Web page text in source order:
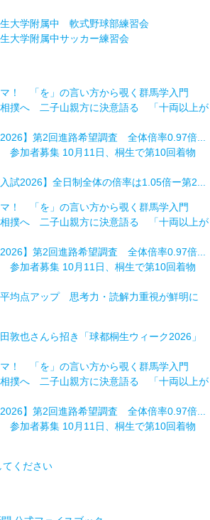
生大学附属中 軟式野球部練習会
生大学附属中サッカー練習会
！ 「を」の言い方から覗く群馬学入門
相撲へ 二子山親方に決意語る 「十両以上が
2026】第2回進路希望調査 全体倍率0.97倍...
参加者募集 10月11日、桐生で第10回着物
試2026】全日制全体の倍率は1.05倍ー第2...
！ 「を」の言い方から覗く群馬学入門
相撲へ 二子山親方に決意語る 「十両以上が
2026】第2回進路希望調査 全体倍率0.97倍...
参加者募集 10月11日、桐生で第10回着物
均点アップ 思考力・読解力重視が鮮明に
敦也さんら招き「球都桐生ウィーク2026」
！ 「を」の言い方から覗く群馬学入門
相撲へ 二子山親方に決意語る 「十両以上が
2026】第2回進路希望調査 全体倍率0.97倍...
参加者募集 10月11日、桐生で第10回着物